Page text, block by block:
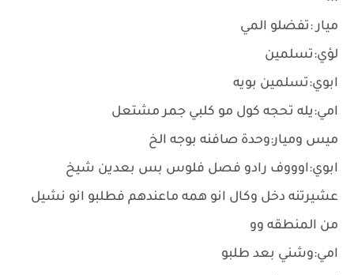
ميار :تفضلو المي
لؤي:تسلمين
ابوي:تسلمين بويه
امي:يله تحجه كول مو كلبي جمر مشتعل
ميس وميار:وحدة صافنه بوجه الخ
ابوي:اوووف رادو فصل فلوس بس بعدين شيخ
عشيرتنه دخل وكال انو همه ماعندهم فطلبو انو نشيل
من المنطقه وو
امي:وشني بعد طلبو